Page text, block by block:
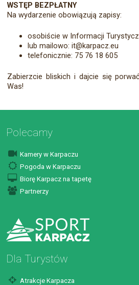
WSTĘP BEZPŁATNY
Na wydarzenie obowiązują zapisy:
osobiście w Informacji
lub mailowo: it@karpacz.eu
telefonicznie: 75 76 18 605
Zabierzcie bliskich i dajcie się
Was!
Polecamy
Kamery w Karpaczu
Pogoda w Karpaczu
Biorę Karpacz na tapetę
Partnerzy
Dla Turystów
Atrakcje Karpacza